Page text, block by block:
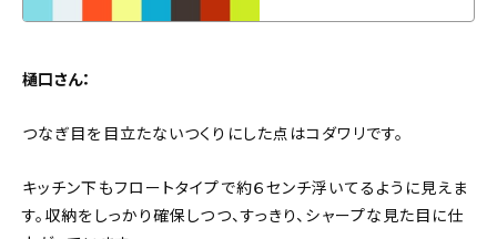
樋口さん：
つなぎ目を目立たないつくりにした点はコダワリです。
キッチン下もフロートタイプで約６センチ浮いてるように見えま
す。収納をしっかり確保しつつ、すっきり、シャープな見た目に仕